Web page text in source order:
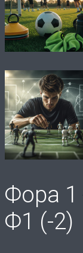
Фора 1
Ф1 (-2)